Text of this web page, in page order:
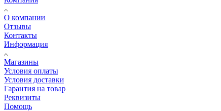
О компании
Отзывы
Контакты
Информация
Магазины
Условия оплаты
Условия доставки
Гарантия на товар
Реквизиты
Помощь